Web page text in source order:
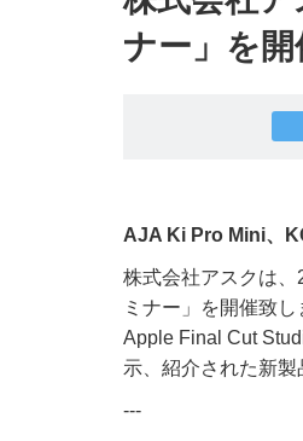
ナー」を開
AJA Ki Pro Mini、
株式会社アスクは
ミナー」を開催致
Apple Final Cut
示、紹介された新製
---